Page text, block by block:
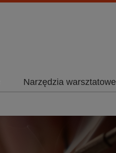
Narzędzia warsztatowe